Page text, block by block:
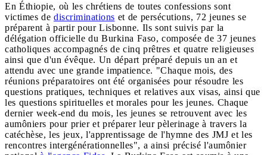
En Éthiopie, où les chrétiens de toutes confessions sont
victimes de discriminations et de persécutions, 72 jeunes se
préparent à partir pour Lisbonne. Ils sont suivis par la
délégation officielle du Burkina Faso, composée de 37 jeunes
catholiques accompagnés de cinq prêtres et quatre religieuses
ainsi que d'un évêque. Un départ préparé depuis un an et
attendu avec une grande impatience. "Chaque mois, des
réunions préparatoires ont été organisées pour résoudre les
questions pratiques, techniques et relatives aux visas, ainsi que
les questions spirituelles et morales pour les jeunes. Chaque
dernier week-end du mois, les jeunes se retrouvent avec les
aumôniers pour prier et préparer leur pèlerinage à travers la
catéchèse, les jeux, l'apprentissage de l'hymne des JMJ et les
rencontres intergénérationnelles", a ainsi précisé l'aumônier